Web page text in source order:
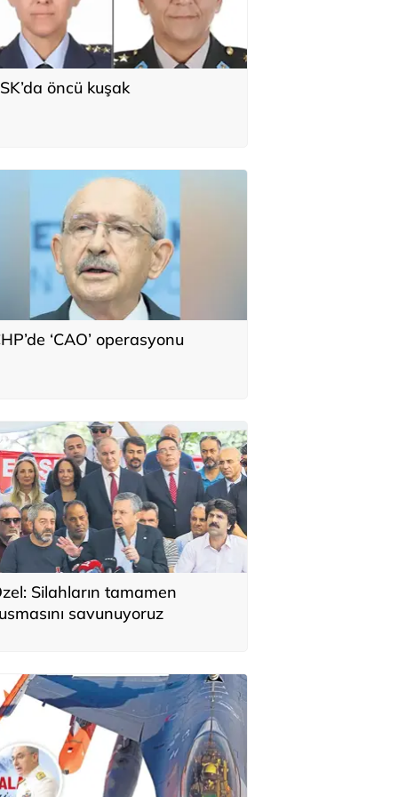
öncü kuşak
‘CAO’ operasyonu
Silahların tamamen
savunuyoruz